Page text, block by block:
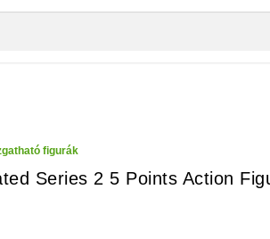
figurák
Series 2 5 Points Action